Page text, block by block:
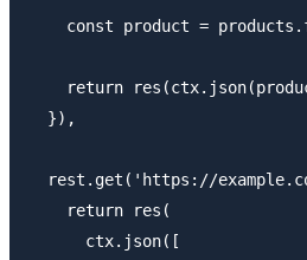
const product =
return
  }),
rest.get('https://
    return res(
      ctx.json([